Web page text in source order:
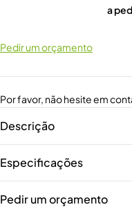
a
Pedir um orçamento
Por favor, não hesite em
Descrição
Especificações
Pedir um orçamento